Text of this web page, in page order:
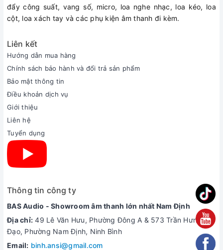
Hỗ trợ màn hình lên tới 4K 60HZ UHD
Khả năng kháng nhiễu cao với EMI và RFI
đẩy công suất, vang số, micro, loa nghe nhạc, loa kéo, loa
cột, loa xách tay và các phụ kiện âm thanh đi kèm.
Liên kết
Hướng dẫn mua hàng
Chính sách bảo hành và đổi trả sản phẩm
Bảo mật thông tin
Điều khoản dịch vụ
Giới thiệu
Liên hệ
Tuyển dụng
Thông tin công ty
BAS Audio - Showroom âm thanh lớn nhất Nam Định
Địa chỉ: 49 Lê Văn Hưu, Phường Đông A & 573 Trần Hưng
Đạo, Phường Nam Định, Ninh Bình
Email: binh.ansi@gmail.com